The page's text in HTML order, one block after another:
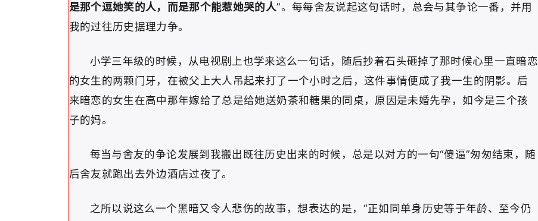
是那个逗她笑的人，而是那个能惹她哭的人”。每每舍友说起这句话时，总会与其争论一番，并用
我的过往历史据理力争。
小学三年级的时候，从电视剧上也学来这么一句话，随后抄着石头砸掉了那时候心里一直暗恋
的女生的两颗门牙，在被父上大人吊起来打了一个小时之后，这件事情便成了我一生的阴影。后
来暗恋的女生在高中那年嫁给了总是给她送奶茶和糖果的同桌，原因是未婚先孕，如今是三个孩
子的妈。
每当与舍友的争论发展到我搬出既往历史出来的时候，总是以对方的一句“傻逼”匆匆结束，随
后舍友就跑出去外边酒店过夜了。
之所以说这么一个黑暗又令人悲伤的故事，想表达的是， “正如同单身历史等于年龄、至今仍